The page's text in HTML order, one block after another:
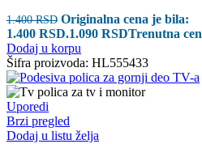
1.400RSD Originalna cena je bila:
1.400 RSD.1.090 RSDTrenutna
Dodaj u korpu
Šifra proizvoda: HL555433
Uporedi
Brzi pregled
Dodaj u listu želja